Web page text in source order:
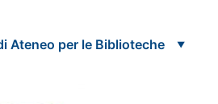
Ateneo per le Biblioteche